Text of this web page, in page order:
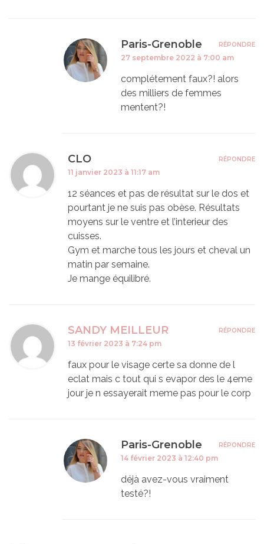
Paris-Grenoble
27 septembre 2022 à 7:00 am
complétement faux?! alors
des milliers de femmes
mentent?!
RÉPONDRE
CLO
11 janvier 2023 à 11:17 am
12 séances et pas de résultat sur le dos et
pourtant je ne suis pas obèse. Résultats
moyens sur le ventre et l’interieur des
cuisses.
Gym et marche tous les jours et cheval un
matin par semaine.
Je mange équilibré.
RÉPONDRE
SANDY MEILLEUR
13 février 2023 à 7:24 pm
faux pour le visage certe sa donne de l
eclat mais c tout qui s evapor des le 4eme
jour je n essayerait meme pas pour le corp
RÉPONDRE
Paris-Grenoble
14 février 2023 à 12:40 pm
déjà avez-vous vraiment
testé?!
RÉPONDRE